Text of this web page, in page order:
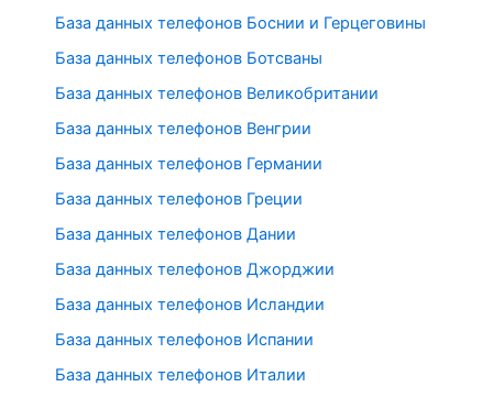
База данных телефонов Боснии и Герцеговины
База данных телефонов Ботсваны
База данных телефонов Великобритании
База данных телефонов Венгрии
База данных телефонов Германии
База данных телефонов Греции
База данных телефонов Дании
База данных телефонов Джорджии
База данных телефонов Исландии
База данных телефонов Испании
База данных телефонов Италии